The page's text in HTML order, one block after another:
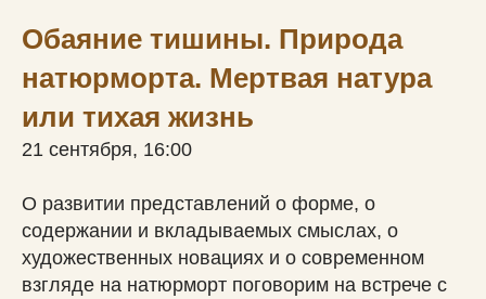
Обаяние тишины. Природа
натюрморта. Мертвая натура
или тихая жизнь
21 сентября, 16:00
О развитии представлений о форме, о
содержании и вкладываемых смыслах, о
художественных новациях и о современном
взгляде на натюрморт поговорим на встрече с